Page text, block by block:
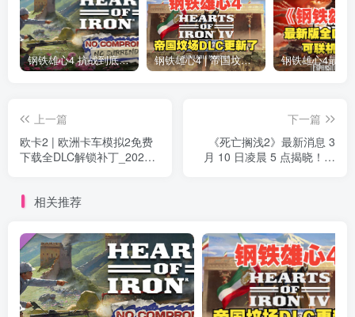
钢铁雄心4 抗战到底全DLC解锁补丁免费分享 1.17最新版2025 钢铁雄心4 | 帝国坟场全DLC解锁补丁免费下载_1.16最新版2025
上一篇
欧卡2 | 欧洲卡车模拟2免费
下载全DLC解锁补丁_2025
下一篇
《死亡搁浅2》最新消息 3
月 10 日凌晨 5 点揭晓！小
相关推荐